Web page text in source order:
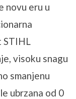
novu eru u
STIHL
visoku snagu
smanjenu
ubrzana od 0